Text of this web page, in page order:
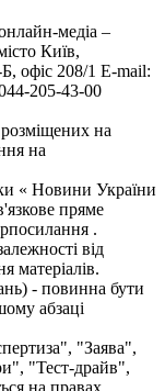
медіа –
Київ,
208/1 E-mail:
205-43-00
на
на
« Новини України
пряме
.
від
матеріалів.
- повинна бути
абзаці
"Заява",
"Тест-драйв",
на правах